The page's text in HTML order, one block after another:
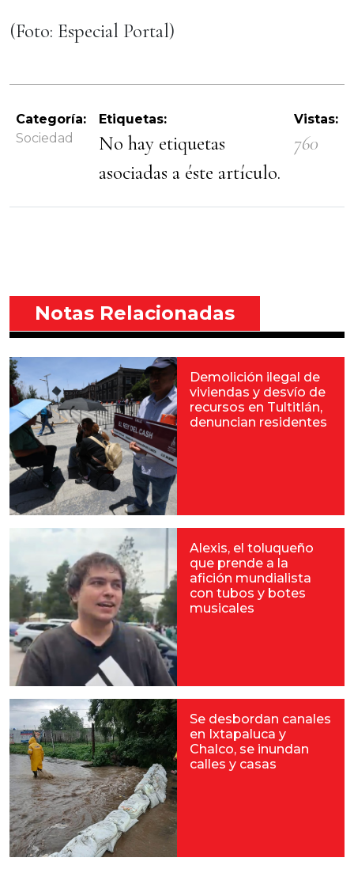
(Foto: Especial Portal)
Categoría:
Sociedad
Etiquetas:
No hay etiquetas
asociadas a éste artículo.
Vistas:
760
Notas Relacionadas
Demolición ilegal de
viviendas y desvío de
recursos en Tultitlán,
denuncian residentes
Alexis, el toluqueño
que prende a la
afición mundialista
con tubos y botes
musicales
Se desbordan canales
en Ixtapaluca y
Chalco, se inundan
calles y casas